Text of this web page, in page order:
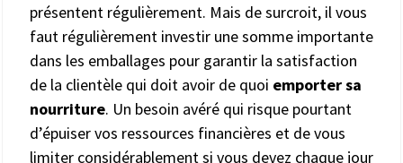
présentent régulièrement. Mais de surcroit, il vous
faut régulièrement investir une somme importante
dans les emballages pour garantir la satisfaction
de la clientèle qui doit avoir de quoi emporter sa
nourriture. Un besoin avéré qui risque pourtant
d’épuiser vos ressources financières et de vous
limiter considérablement si vous devez chaque jour